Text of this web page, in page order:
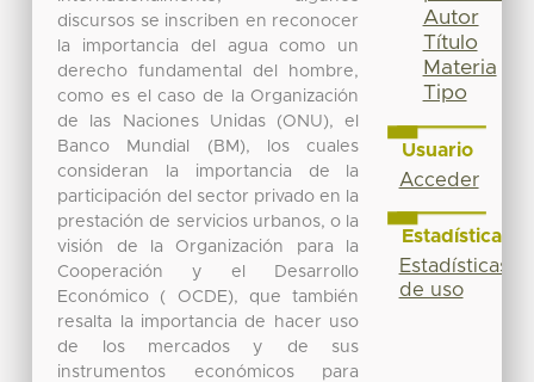
discursos se inscriben en reconocer
la importancia del agua como un
derecho fundamental del hombre,
como es el caso de la Organización
de las Naciones Unidas (ONU), el
Banco Mundial (BM), los cuales
consideran la importancia de la
participación del sector privado en la
prestación de servicios urbanos, o la
visión de la Organización para la
Cooperación y el Desarrollo
Económico ( OCDE), que también
resalta la importancia de hacer uso
de los mercados y de sus
instrumentos económicos para
Autor
Título
Materia
Tipo
Usuario
Acceder
Estadísticas
Estadísticas
de uso